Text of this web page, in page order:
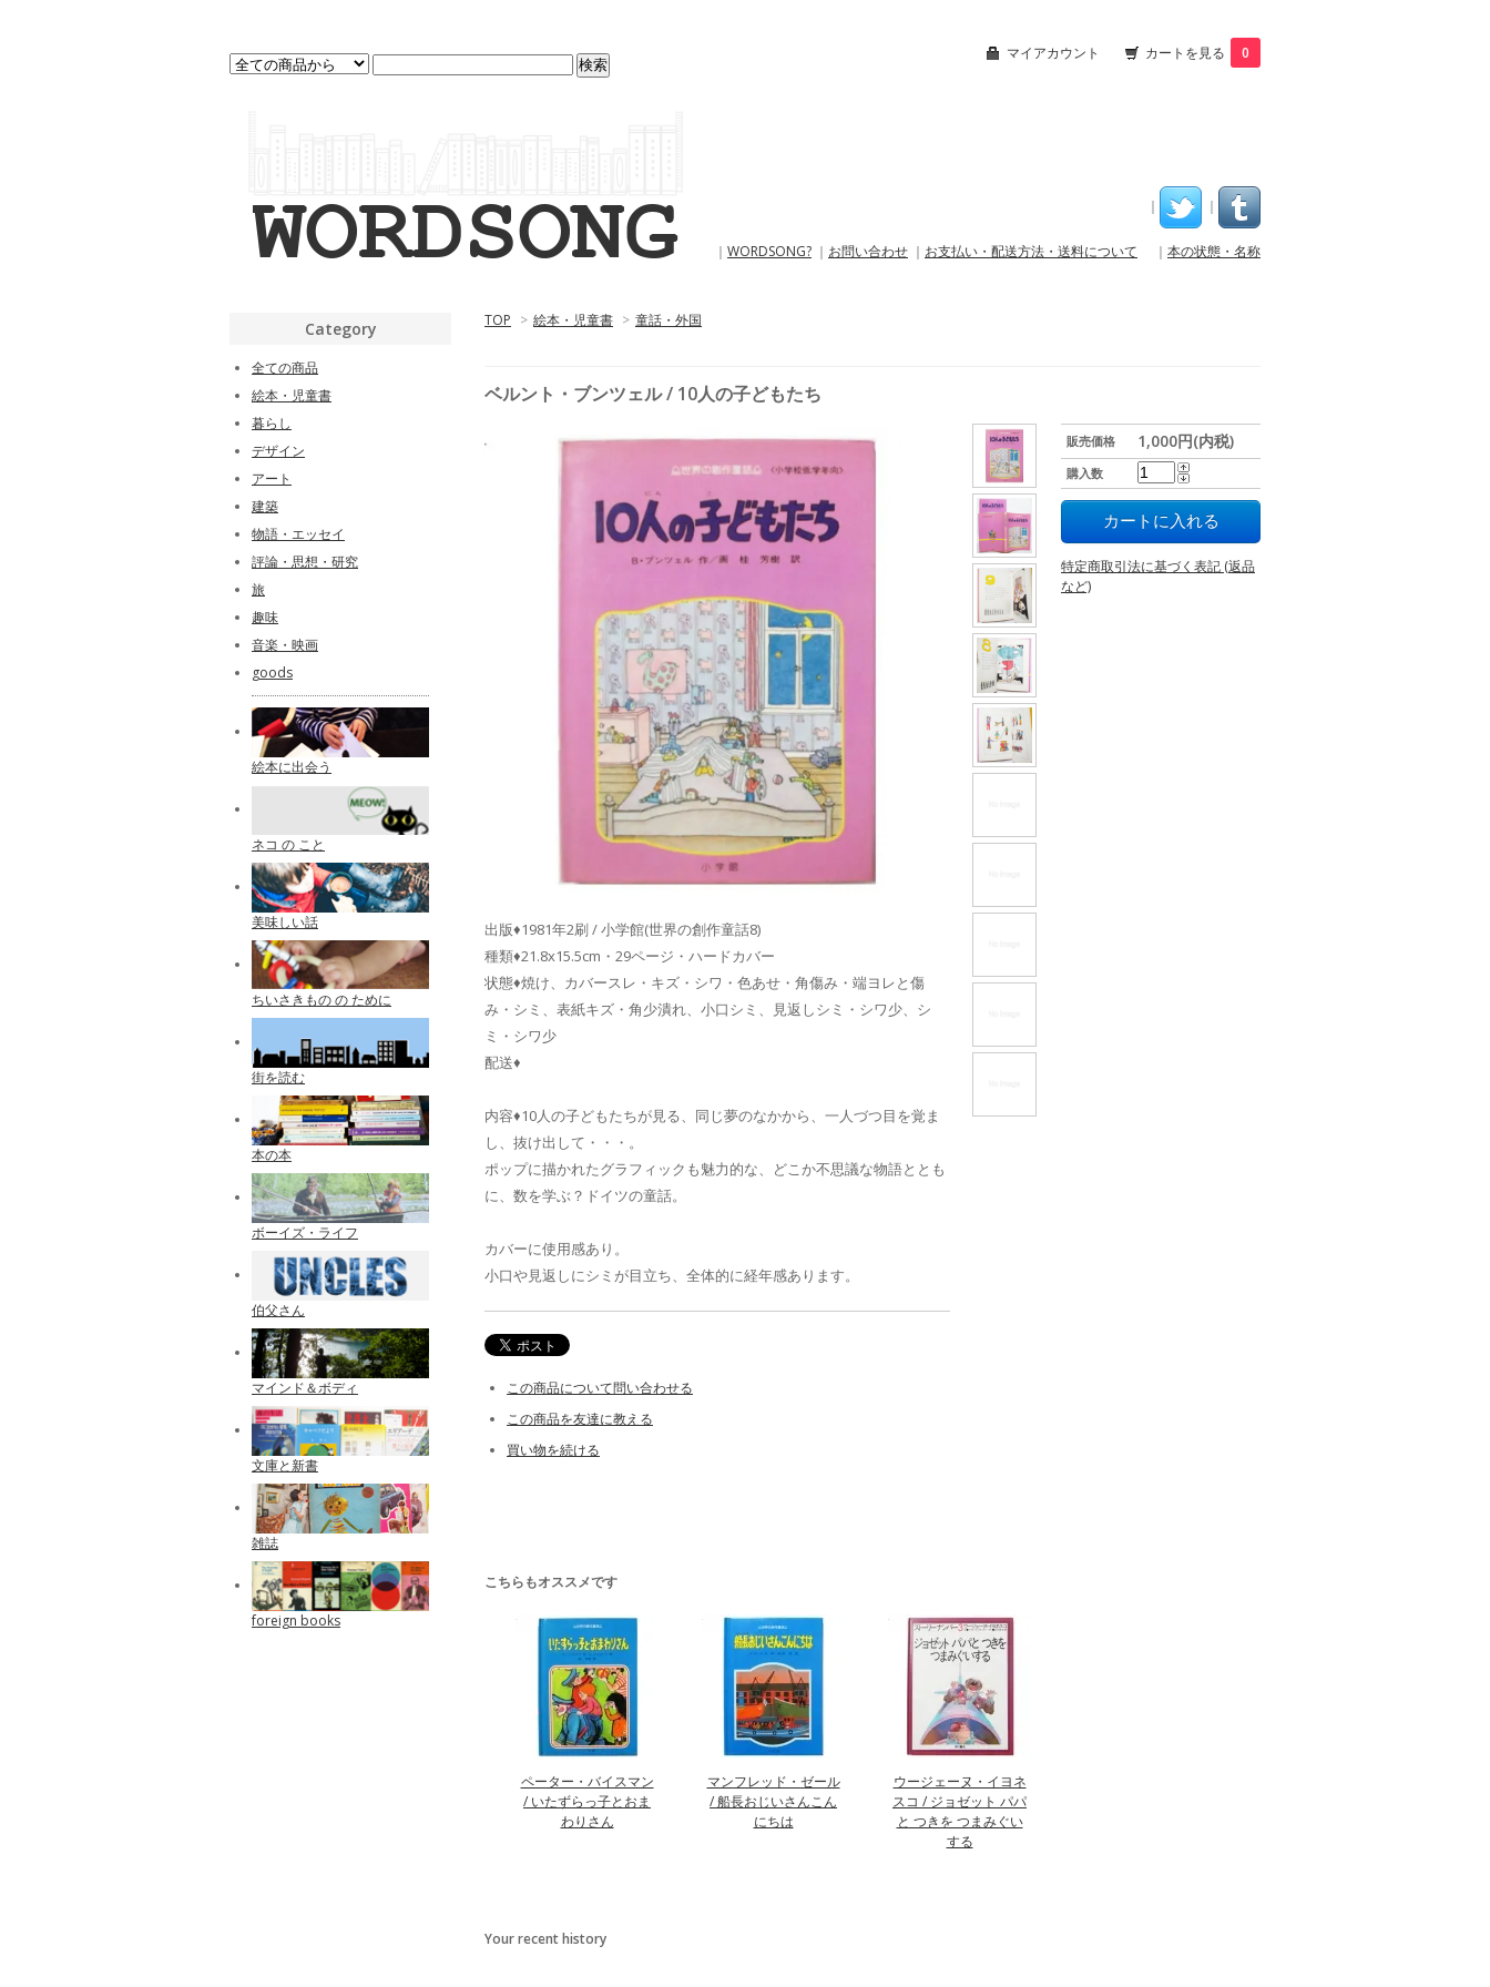
マイアカウント カートを見る 0
｜ ｜
｜ WORDSONG? ｜ お問い合わせ ｜ お支払い・配送方法・送料について ｜ 本の状態・名称
TOP > 絵本・児童書 > 童話・外国
ベルント・ブンツェル / 10人の子どもたち
販売価格 1,000円(内税)
購入数
特定商取引法に基づく表記 (返品
など)
出版♦1981年2刷 / 小学館(世界の創作童話8)
種類♦21.8x15.5cm・29ページ・ハードカバー
状態♦焼け、カバースレ・キズ・シワ・色あせ・角傷み・端ヨレと傷
み・シミ、表紙キズ・角少潰れ、小口シミ、見返しシミ・シワ少、シ
ミ・シワ少
配送♦
内容♦10人の子どもたちが見る、同じ夢のなかから、一人づつ目を覚ま
し、抜け出して・・・。
ポップに描かれたグラフィックも魅力的な、どこか不思議な物語ととも
に、数を学ぶ？ドイツの童話。
カバーに使用感あり。
小口や見返しにシミが目立ち、全体的に経年感あります。
この商品について問い合わせる
この商品を友達に教える
買い物を続ける
こちらもオススメです
ペーター・バイスマン
/ いたずらっ子とおま
わりさん
マンフレッド・ゼール
/ 船長おじいさんこん
にちは
ウージェーヌ・イヨネ
スコ / ジョゼット パパ
と つきを つまみぐい
する
Your recent history
Category
全ての商品
絵本・児童書
暮らし
デザイン
アート
建築
物語・エッセイ
評論・思想・研究
旅
趣味
音楽・映画
goods
絵本に出会う
ネコ の こと
美味しい話
ちいさきもの の ために
街を読む
本の本
ボーイズ・ライフ
伯父さん
マインド＆ボディ
文庫と新書
雑誌
foreign books